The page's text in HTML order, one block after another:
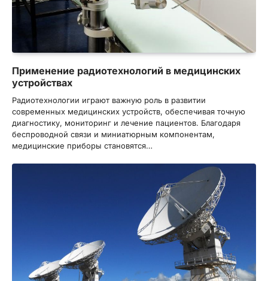
Применение радиотехнологий в медицинских
устройствах
Радиотехнологии играют важную роль в развитии
современных медицинских устройств, обеспечивая точную
диагностику, мониторинг и лечение пациентов. Благодаря
беспроводной связи и миниатюрным компонентам,
медицинские приборы становятся…